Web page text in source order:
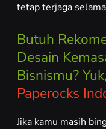
tetap terjaga
Butuh
Desain
Bisnismu?
Paperocks
Jika kamu masih